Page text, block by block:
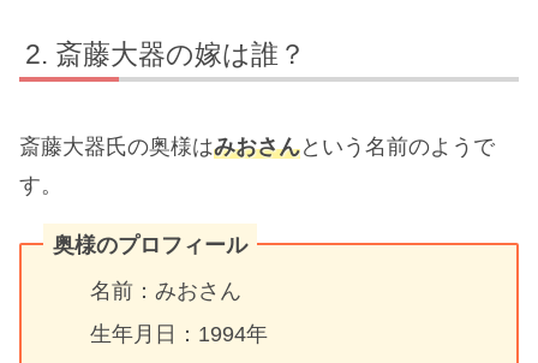
斎藤大器の嫁は誰？
斎藤大器氏の奥様はみおさんという名前のようで
す。
奥様のプロフィール
名前：みおさん
生年月日：1994年